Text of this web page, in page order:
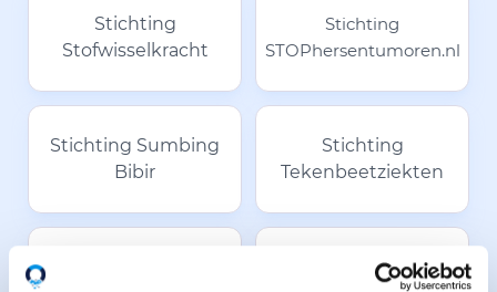
Stichting
Stofwisselkracht
Stichting
STOPhersentumoren.nl
Stichting Sumbing
Bibir
Stichting
Tekenbeetziekten
Stichting Tess